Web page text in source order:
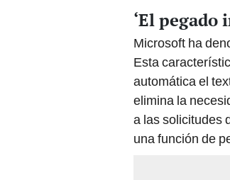
‘El
Microsoft ha
Esta
automática el
elimina la
a las solicitudes
una función de